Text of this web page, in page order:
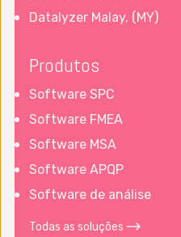
Datalyzer Malay. (MY)
Produtos
Software SPC
Software FMEA
Software MSA
Software APQP
Software de análise
Todas as soluções